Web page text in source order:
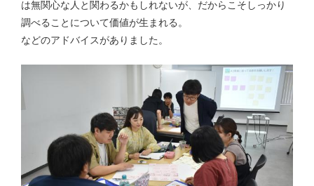
は無関心な人と関わるかもしれないが、だからこそしっかり
調べることについて価値が生まれる。
などのアドバイスがありました。